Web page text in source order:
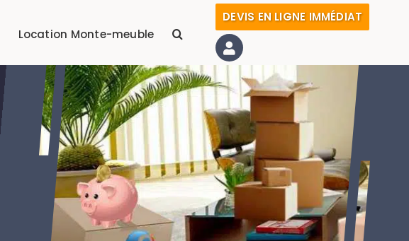
Location Monte-meuble
DEVIS EN LIGNE IMMÉDIAT